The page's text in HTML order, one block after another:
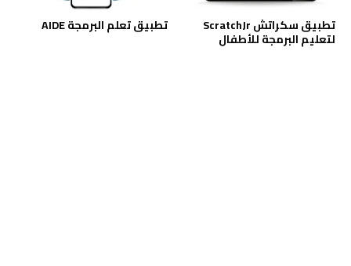
تطبيق سكراتش ScratchJr
لتعليم البرمجة للأطفال
تطبيق تعلم البرمجة AIDE